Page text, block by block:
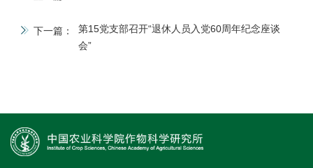
下一篇：
第15党支部召开“退休人员入党60周年纪念座谈
会”